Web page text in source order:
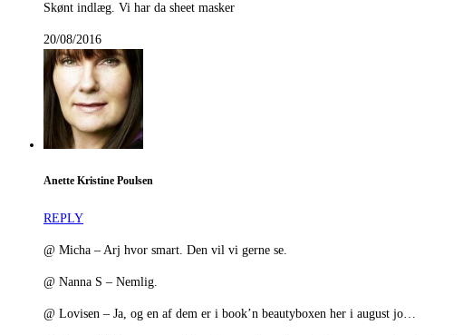
Skønt indlæg. Vi har da sheet masker
20/08/2016
Anette Kristine Poulsen
REPLY
@ Micha – Arj hvor smart. Den vil vi gerne se.
@ Nanna S – Nemlig.
@ Lovisen – Ja, og en af dem er i book’n beautyboxen her i august jo…